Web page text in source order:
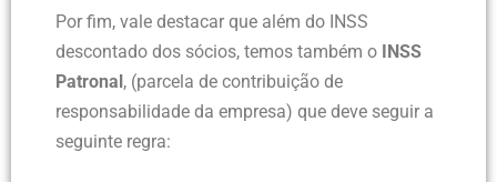
Por fim, vale destacar que além do INSS
descontado dos sócios, temos também o
INSS
Patronal , (parcela de contribuição de
responsabilidade da empresa) que deve seguir a
seguinte regra: